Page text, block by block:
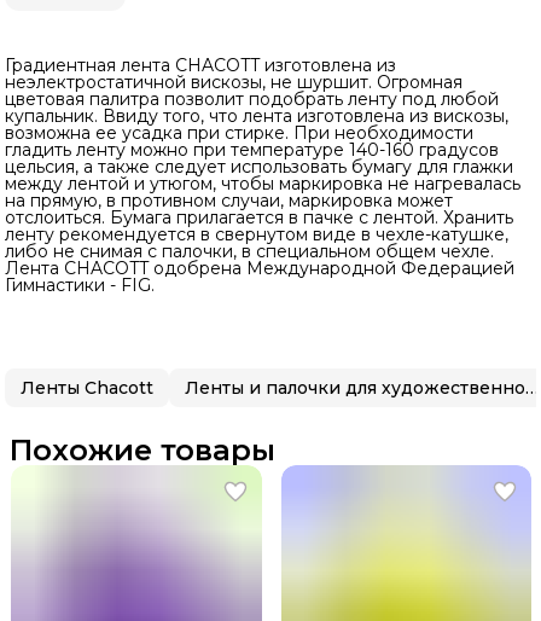
Градиентная лента CHACOTT изготовлена из
неэлектростатичной вискозы, не шуршит. Огромная
цветовая палитра позволит подобрать ленту под любой
купальник. Ввиду того, что лента изготовлена из вискозы,
возможна ее усадка при стирке. При необходимости
гладить ленту можно при температуре 140-160 градусов
цельсия, а также следует использовать бумагу для глажки
между лентой и утюгом, чтобы маркировка не нагревалась
на прямую, в противном случаи, маркировка может
отслоиться. Бумага прилагается в пачке с лентой. Хранить
ленту рекомендуется в свернутом виде в чехле-катушке,
либо не снимая с палочки, в специальном общем чехле.
Лента CHACOTT одобрена Международной Федерацией
Гимнастики - FIG.
Ленты Chacott Ленты и палочки для художественной гимнастики
Похожие товары